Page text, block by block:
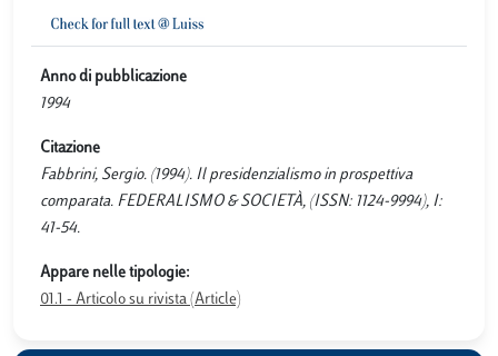
Anno di pubblicazione
1994
Citazione
Fabbrini, Sergio. (1994). Il presidenzialismo in prospettiva
comparata. FEDERALISMO & SOCIETÀ, (ISSN: 1124-9994), I:
41-54.
Appare nelle tipologie:
01.1 - Articolo su rivista (Article)